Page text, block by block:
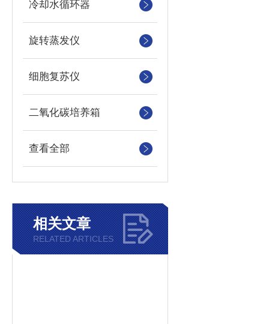
冷却水循环器
旋转蒸发仪
细胞复苏仪
二氧化碳培养箱
查看全部
相关文章
RELATED ARTICLES